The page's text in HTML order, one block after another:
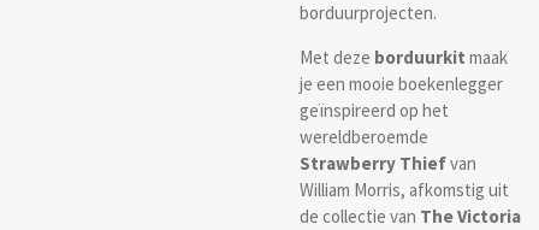
borduurprojecten.
Met deze borduurkit maak
je een mooie boekenlegger
geïnspireerd op het
wereldberoemde
Strawberry Thiefvan
William Morris, afkomstig uit
de collectie van The Victoria